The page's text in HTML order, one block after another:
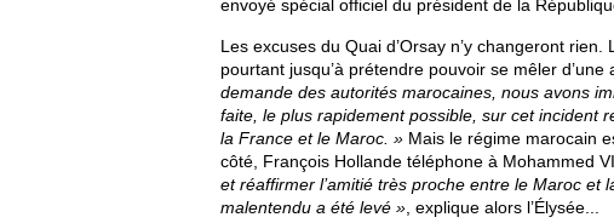
envoyé spécial officiel du président de la
Les excuses du Quai d’Orsay n’y changeront
pourtant jusqu’à prétendre pouvoir se mêler
demande des autorités marocaines, nous avons
faite, le plus rapidement possible, sur cet incident
la France et le Maroc. » Mais le régime marocain
côté, François Hollande téléphone à Mohammed VI.
et réaffirmer l’amitié très proche entre le Maroc et
malentendu a été levé » , explique alors l’Élysée...